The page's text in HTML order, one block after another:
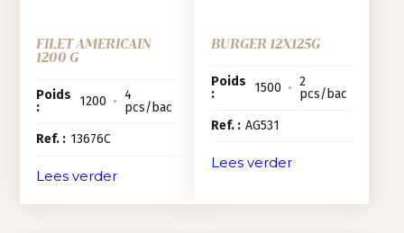
FILET AMERICAIN
1200 G
Poids
:
1200 • 4
pcs/bac
Ref. : 13676C
Lees verder
BURGER 12X125G
Poids
:
1500 • 2
pcs/bac
Ref. : AG531
Lees verder